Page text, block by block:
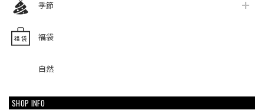
季節
福袋
自然
SHOP INFO